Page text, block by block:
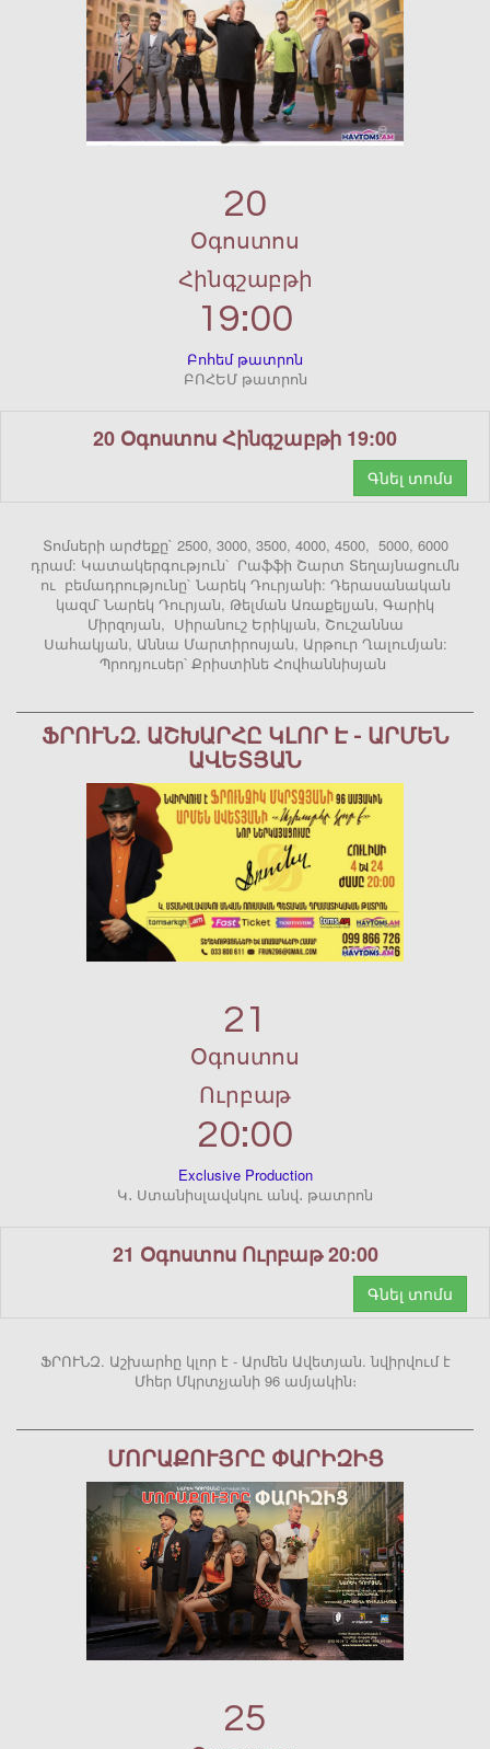
20
Օգոստոս
Հինգշաբթի
19:00
Բոհեմ թատրոն
ԲՈՀԵՄ թատրոն
20 Օգոստոս Հինգշաբթի 19:00
Գնել տոմս
Տոմսերի արժեքը` 2500, 3000, 3500, 4000, 4500, 5000, 6000
դրամ: Կատակերգություն՝ Րաֆֆի Շարտ Տեղայնացումն
ու բեմադրությունը` Նարեկ Դուրյանի: Դերասանական
կազմ՝ Նարեկ Դուրյան, Թելման Առաքելյան, Գարիկ
Միրզոյան, Սիրանուշ Երիկյան, Շուշաննա
Սահակյան, Աննա Մարտիրոսյան, Արթուր Ղալումյան:
Պրոդյուսեր՝ Քրիստինե Հովհաննիսյան
ՖՐՈՒՆԶ. ԱՇԽԱՐՀԸ ԿԼՈՐ Է - ԱՐՄԵՆ
ԱՎԵՏՅԱՆ
21
Օգոստոս
Ուրբաթ
20:00
Exclusive Production
Կ․ Ստանիսլավսկու անվ․ թատրոն
21 Օգոստոս Ուրբաթ 20:00
Գնել տոմս
ՖՐՈՒՆԶ. Աշխարհը կլոր է - Արմեն Ավետյան. նվիրվում է
Մհեր Մկրտչյանի 96 ամյակին։
ՄՈՐԱՔՈՒՅՐԸ ՓԱՐԻԶԻՑ
25